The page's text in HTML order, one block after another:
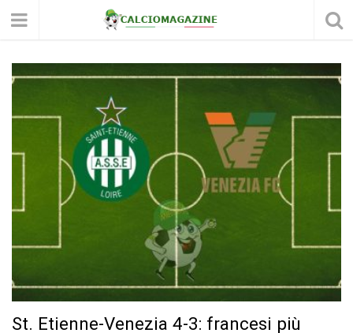
St. Etienne-Venezia 4-3: francesi più